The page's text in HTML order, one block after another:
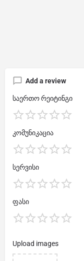
Add a review
საერთო რეიტინგი
კომუნიკაცია
სერვისი
ფასი
Upload images